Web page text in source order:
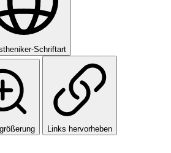
Schriftart
Links hervorheben